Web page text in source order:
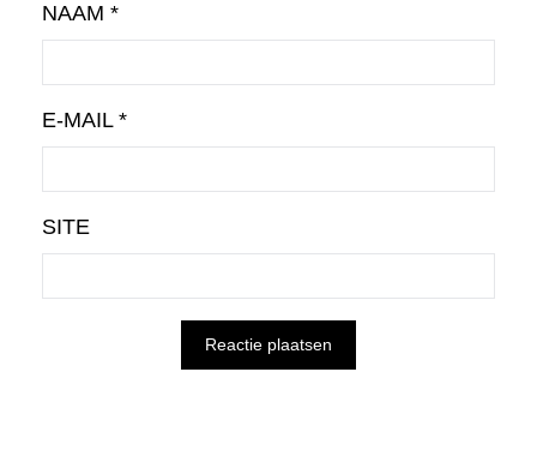
NAAM *
E-MAIL *
SITE